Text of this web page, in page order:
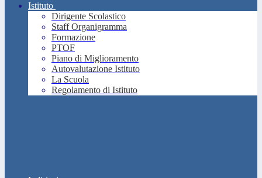
Istituto
Dirigente Scolastico
Staff Organigramma
Formazione
PTOF
Piano di Miglioramento
Autovalutazione Istituto
La Scuola
Regolamento di Istituto